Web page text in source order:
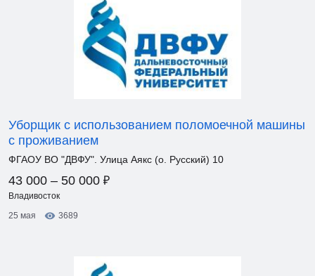
Уборщик с использованием поломоечной машины
с проживанием
ФГАОУ ВО "ДВФУ". Улица Аякс (о. Русский) 10
43 000 – 50 000 ₽
Владивосток
25 мая
3689